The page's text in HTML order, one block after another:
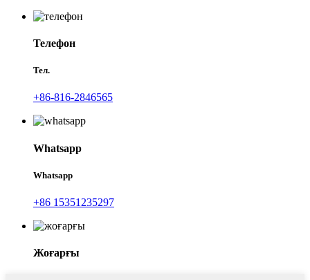
Телефон
Тел.
+86-816-2846565
Whatsapp
Whatsapp
+86 15351235297
Жоғарғы